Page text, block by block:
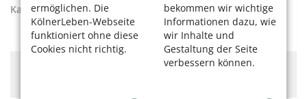
ermöglichen. Die
KölnerLeben-Webseite
funktioniert ohne diese
Cookies nicht richtig.
bekommen wir wichtige
Informationen dazu, wie
wir Inhalte und
Gestaltung der Seite
verbessern können.
Kategorien: Unser Köln
Hier könnte Werbung stehen, mit der wir uns